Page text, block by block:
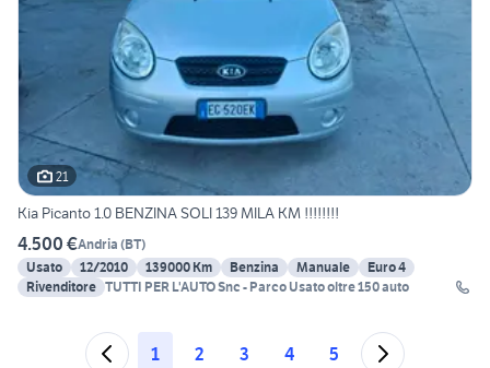
21
Kia Picanto 1.0 BENZINA SOLI 139 MILA KM !!!!!!!!
4.500 €Andria (BT)
Usato
12/2010 139000 Km Benzina Manuale
Euro 4
Rivenditore TUTTI PER L'AUTO Snc - Parco Usato oltre 150 auto
1 2 3 4 5